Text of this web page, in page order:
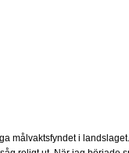
målvaktsfyndet i